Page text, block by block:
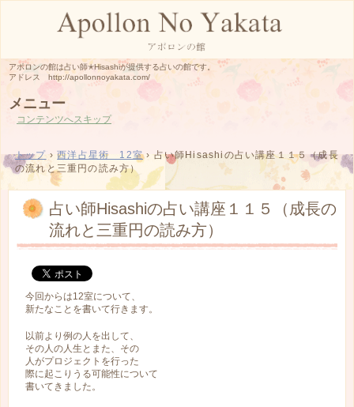
アポロンの館は占い師✭Hisashiが提供する占いの館です。
アドレス http://apollonnoyakata.com/
メニュー
コンテンツへスキップ
トップ › 西洋占星術 12室 › 占い師Hisashiの占い講座１１５（成長
の流れと三重円の読み方）
占い師Hisashiの占い講座１１５（成長の
流れと三重円の読み方）
今回からは12室について、
新たなことを書いて行きます。
以前より例の人を出して、
その人の人生とまた、その
人がプロジェクトを行った
際に起こりうる可能性について
書いてきました。